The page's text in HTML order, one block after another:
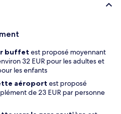
buffet est proposé moyennant
32 EUR pour les adultes et
les enfants
aéroport est proposé
de 23 EUR par personne